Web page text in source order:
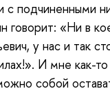
с подчиненными
говорит: «Ни в
у нас и так
И мне как-то
собой